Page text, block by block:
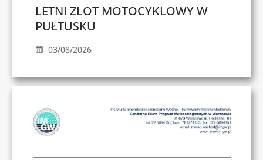
LETNI ZLOT MOTOCYKLOWY W
PUŁTUSKU
03/08/2026